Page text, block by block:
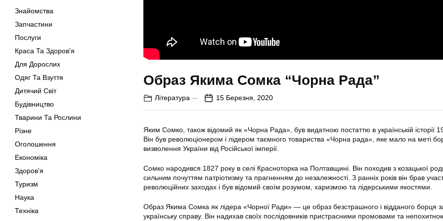
Знайомства
Запчастини
Послуги
Краса Та Здоров'я
Для Дорослих
Одяг Та Взуття
Дитячий Світ
Будівництво
Тварини Та Рослини
Різне
Оголошення
Економіка
Здоров'я
Туризм
Наука
Техніка
Образ Якима Сомка “Чорна Рада”
Література 15 Березня, 2020
Яким Сомко, також відомий як «Чорна Рада», був видатною постаттю в українській історії
Він був революціонером і лідером таємного товариства «Чорна рада», яке мало на меті
визволення України від Російської імперії.
Сомко народився 1827 року в селі Красноторка на Полтавщині. Він походив з козацької
сильним почуттям патріотизму та прагненням до незалежності. З ранніх років він брав
революційних заходах і був відомий своїм розумом, харизмою та лідерськими якостями.
Образ Якима Сомка як лідера «Чорної Ради» — це образ безстрашного і відданого борця
українську справу. Він надихав своїх послідовників пристрасними промовами та